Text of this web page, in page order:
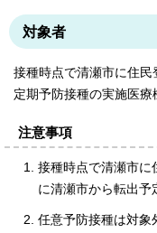
対象者
接種時点で清瀬市に住民
定期予防接種の実施医療
注意事項
接種時点で清瀬市に
に清瀬市から転出予
任意予防接種は対象